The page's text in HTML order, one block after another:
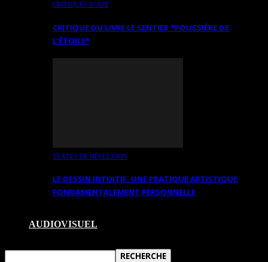
CRITIQUES D’ART
CRITIQUE DU LIVRE LE SENTIER *POUSSIÈRE DE
L’ÉTOILE*
TEXTES DE RÉFLEXION
LE DESSIN INTUITIF. UNE PRATIQUE ARTISTIQUE
FONDAMENTALEMENT PERSONNELLE
AUDIOVISUEL